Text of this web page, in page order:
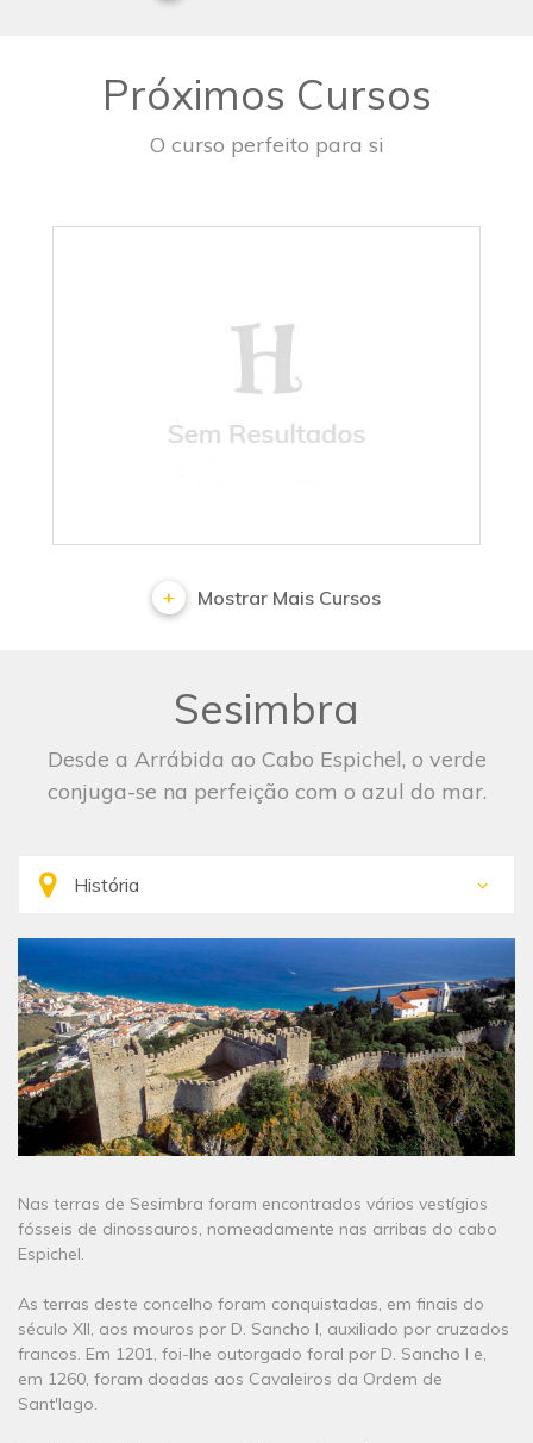
Próximos Cursos
O curso perfeito para si
Sem Resultados
Mostrar Mais Cursos
Sesimbra
Desde a Arrábida ao Cabo Espichel, o verde
conjuga-se na perfeição com o azul do mar.
Nas terras de Sesimbra foram encontrados vários vestígios
fósseis de dinossauros, nomeadamente nas arribas do cabo
Espichel.
As terras deste concelho foram conquistadas, em finais do
século XII, aos mouros por D. Sancho I, auxiliado por cruzados
francos. Em 1201, foi-lhe outorgado foral por D. Sancho I e,
em 1260, foram doadas aos Cavaleiros da Ordem de
Sant'Iago.